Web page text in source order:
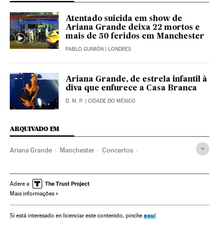
Atentado suicida em show de
Ariana Grande deixa 22 mortos e
mais de 50 feridos em Manchester
PABLO GUIMÓN | LONDRES
Ariana Grande, de estrela infantil à
diva que enfurece a Casa Branca
D. M. P. | CIDADE DO MÉXICO
ARQUIVADO EM
Ariana Grande Manchester Concertos
Terrorismo Verne
Adere a
Mais informações
Si está interesado en licenciar este contenido, pinche aquí